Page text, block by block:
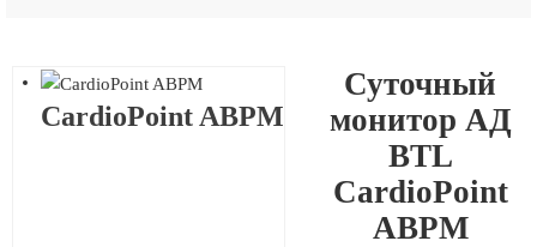
CardioPoint ABPM
Суточный
монитор АД
BTL
CardioPoint
ABPM